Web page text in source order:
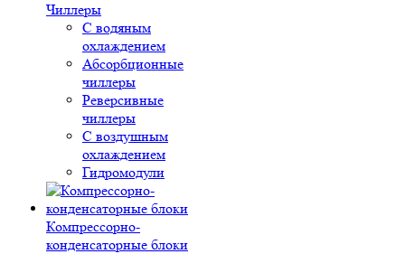
Чиллеры
С водяным
охлаждением
Абсорбционные
чиллеры
Реверсивные
чиллеры
С воздушным
охлаждением
Гидромодули
Компрессорно-
конденсаторные блоки